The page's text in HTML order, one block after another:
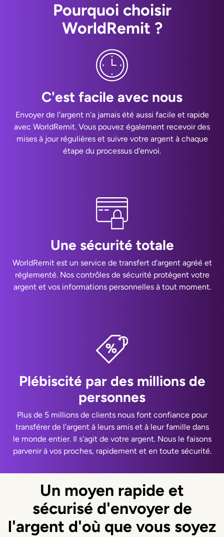
Pourquoi choisir
WorldRemit ?
C'est facile avec nous
Envoyer de l'argent n'a jamais été aussi facile et rapide
avec WorldRemit. Vous pouvez également recevoir des
mises à jour régulières et suivre votre argent à chaque
étape du processus d'envoi.
Une sécurité totale
WorldRemit est un service de transfert d'argent agréé et
réglementé. Nos contrôles de sécurité protègent votre
argent et vos informations personnelles à tout moment.
Plébiscité par des millions de
personnes
Plus de 5 millions de clients nous font confiance pour
transférer de l'argent à leurs amis et à leur famille dans
le monde entier. Il s'agit de votre argent. Nous le faisons
parvenir à vos proches, rapidement et en toute sécurité.
Un moyen rapide et
sécurisé d'envoyer de
l'argent d'où que vous soyez